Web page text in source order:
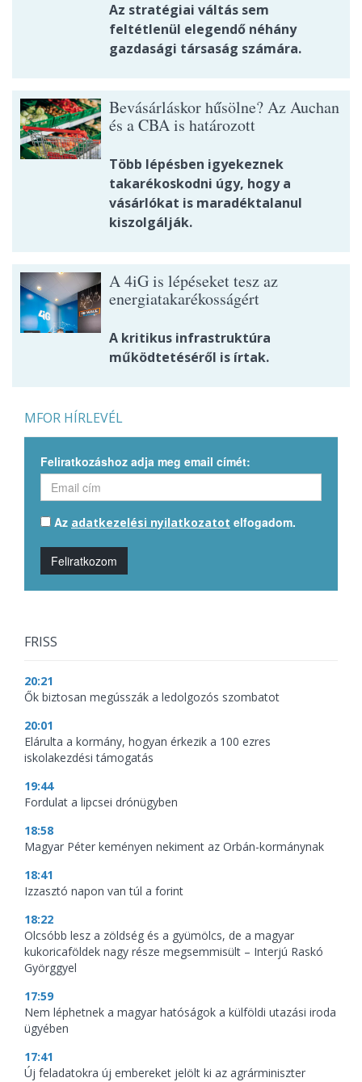
Az stratégiai váltás sem
feltétlenül elegendő néhány
gazdasági társaság számára.
Bevásárláskor hűsölne? Az Auchan
és a CBA is határozott
Több lépésben igyekeznek
takarékoskodni úgy, hogy a
vásárlókat is maradéktalanul
kiszolgálják.
A 4iG is lépéseket tesz az
energiatakarékosságért
A kritikus infrastruktúra
működtetéséről is írtak.
MFOR HÍRLEVÉL
Feliratkozáshoz adja meg email címét:
Az adatkezelési nyilatkozatot elfogadom.
Feliratkozom
FRISS
20:21
Ők biztosan megússzák a ledolgozós szombatot
20:01
Elárulta a kormány, hogyan érkezik a 100 ezres
iskolakezdési támogatás
19:44
Fordulat a lipcsei drónügyben
18:58
Magyar Péter keményen nekiment az Orbán-kormánynak
18:41
Izzasztó napon van túl a forint
18:22
Olcsóbb lesz a zöldség és a gyümölcs, de a magyar
kukoricaföldek nagy része megsemmisült – Interjú Raskó
Györggyel
17:59
Nem léphetnek a magyar hatóságok a külföldi utazási iroda
ügyében
17:41
Új feladatokra új embereket jelölt ki az agrárminiszter